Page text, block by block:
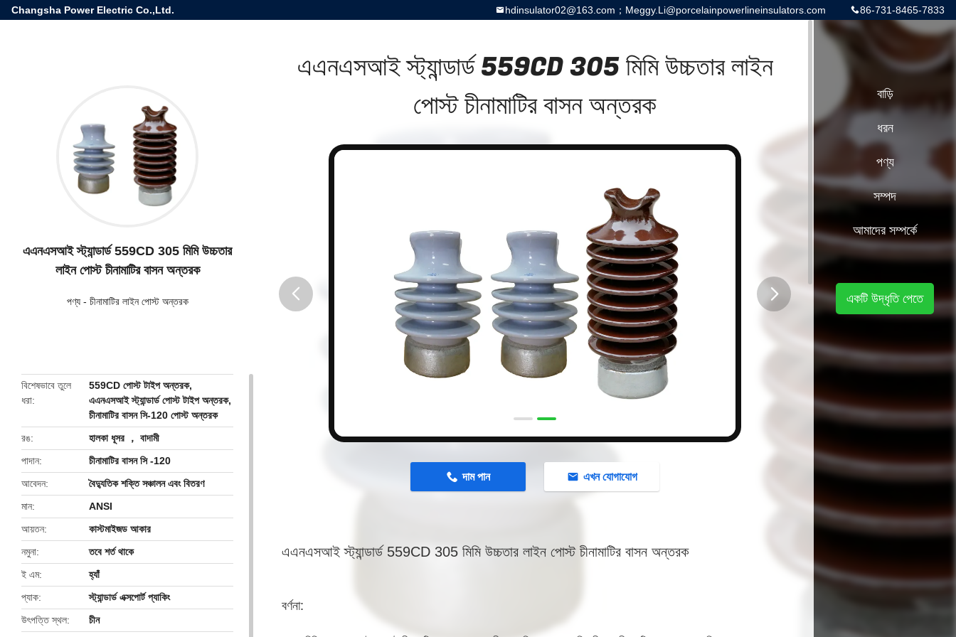
Changsha Power Electric Co.,Ltd. 86-731-8465-7833
hdinsulator02@163.com；Meggy.Li@porcelainpowerlineinsulators.com
এএনএসআই স্ট্যান্ডার্ড 559CD 305 মিমি উচ্চতার
লাইন পোস্ট চীনামাটির বাসন অন্তরক
পণ্য- চীনামাটির লাইন পোস্ট অন্তরক
বিশেষভাবে তুলে
ধরা
559CD পোস্ট টাইপ অন্তরক,
এএনএসআই স্ট্যান্ডার্ড পোস্ট টাইপ অন্তরক,
চীনামাটির বাসন সি-120 পোস্ট অন্তরক
রঙ
হালকা ধূসর ， বাদামী
পাদান
চীনামাটির বাসন সি -120
আবেদন
বৈদ্যুতিক শক্তি সঞ্চালন এবং বিতরণ
মান
ANSI
আয়তন
কাস্টমাইজড আকার
নমুনা
তবে শর্ত থাকে
ই এম
হ্যাঁ
প্যাক
স্ট্যান্ডার্ড এক্সপোর্ট প্যাকিং
উৎপত্তি স্থল
চীন
এএনএসআই স্ট্যান্ডার্ড 559CD 305 মিমি উচ্চতার লাইন
পোস্ট চীনামাটির বাসন অন্তরক
দাম পান এখন যোগাযোগ
এএনএসআই স্ট্যান্ডার্ড 559CD 305 মিমি উচ্চতার লাইন পোস্ট চীনামাটির বাসন অন্তরক
বর্ণনা:
বাড়ি
ধরন
পণ্য
সম্পদ
আমাদের সম্পর্কে
একটি উদ্ধৃতি পেতে